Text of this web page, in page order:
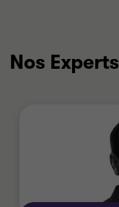
Nos Experts